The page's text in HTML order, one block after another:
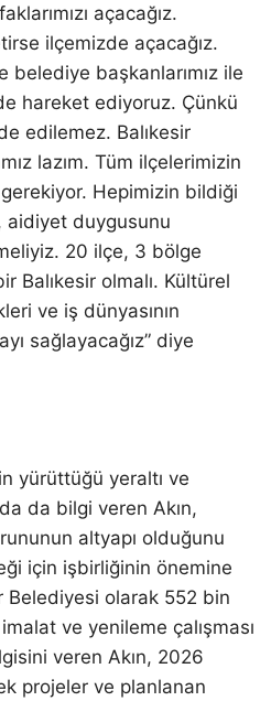
açacağız.
ilçemizde açacağız.
belediye başkanlarımız ile
hareket ediyoruz. Çünkü
edilemez. Balıkesir
lazım. Tüm ilçelerimizin
gerekiyor. Hepimizin bildiği
aidiyet duygusunu
20 ilçe, 3 bölge
Balıkesir olmalı. Kültürel
ve iş dünyasının
sağlayacağız” diye
yürüttüğü yeraltı ve
da bilgi veren Akın,
altyapı olduğunu
için işbirliğinin önemine
olarak 552 bin
ve yenileme çalışması
veren Akın, 2026
projeler ve planlanan